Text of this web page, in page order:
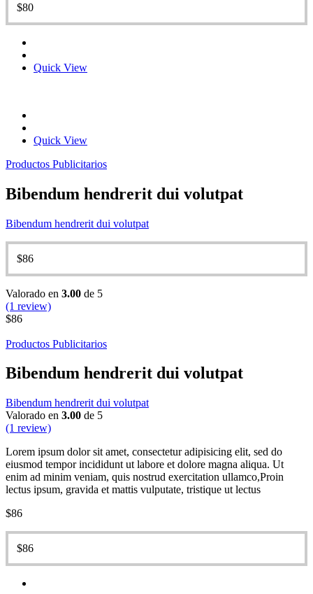
$80
Quick View
Quick View
Productos Publicitarios
Bibendum hendrerit dui volutpat
Bibendum hendrerit dui volutpat
$86
Valorado en 3.00 de 5
(1 review)
$86
Productos Publicitarios
Bibendum hendrerit dui volutpat
Bibendum hendrerit dui volutpat
Valorado en 3.00 de 5
(1 review)
Lorem ipsum dolor sit amet, consectetur adipisicing elit, sed do
eiusmod tempor incididunt ut labore et dolore magna aliqua. Ut
enim ad minim veniam, quis nostrud exercitation ullamco,Proin
lectus ipsum, gravida et mattis vulputate, tristique ut lectus
$86
$86